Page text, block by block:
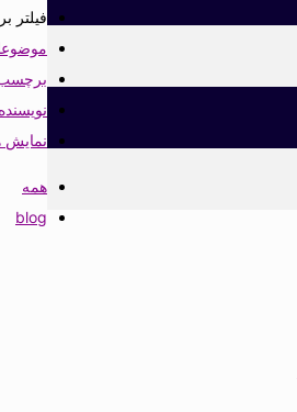
فیلتر
نمایش
همه
blog